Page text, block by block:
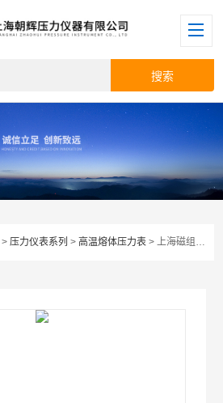
>压力仪表系列 > 高温熔体压力表 > 上海磁组式电接点高温熔体压力表